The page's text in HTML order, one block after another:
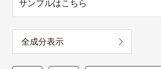
サンプルはこちら
全成分表示